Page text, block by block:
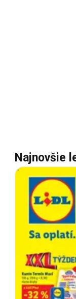
Najnovšie